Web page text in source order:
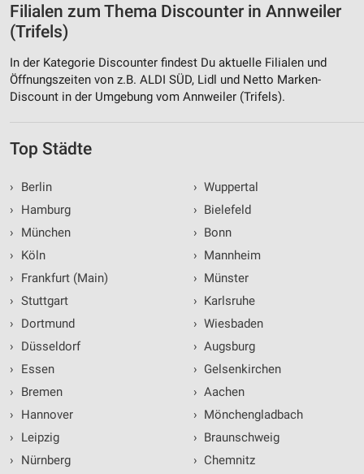
Filialen zum Thema Discounter in Annweiler
(Trifels)
In der Kategorie Discounter findest Du aktuelle Filialen und
Öffnungszeiten von z.B. ALDI SÜD, Lidl und Netto Marken-
Discount in der Umgebung vom Annweiler (Trifels).
Top Städte
›
Berlin
›
Hamburg
›
München
›
Köln
›
Frankfurt (Main)
› Stuttgart
›
Dortmund
›
Düsseldorf
›
Essen
›
Bremen
›
Hannover
›
Leipzig
›
Nürnberg
› Wuppertal
› Bielefeld
› Bonn
› Mannheim
› Münster
› Karlsruhe
› Wiesbaden
› Augsburg
› Gelsenkirchen
› Aachen
› Mönchengladbach
› Braunschweig
› Chemnitz